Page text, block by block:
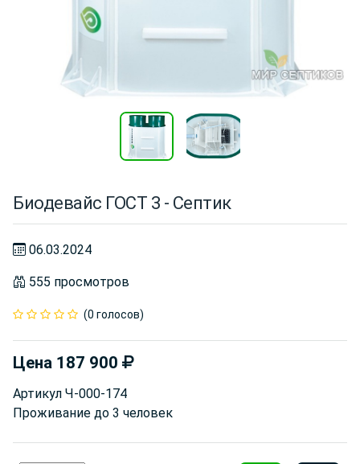
Биодевайс ГОСТ 3 - Септик
06.03.2024
555 просмотров
(0 голосов)
Цена 187 900
Артикул Ч-000-174
Проживание до 3 человек